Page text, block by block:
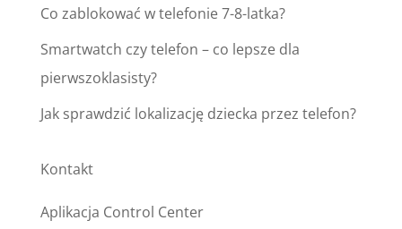
Co zablokować w telefonie 7-8-latka?
Smartwatch czy telefon – co lepsze dla
pierwszoklasisty?
Jak sprawdzić lokalizację dziecka przez telefon?
Kontakt
Aplikacja Control Center